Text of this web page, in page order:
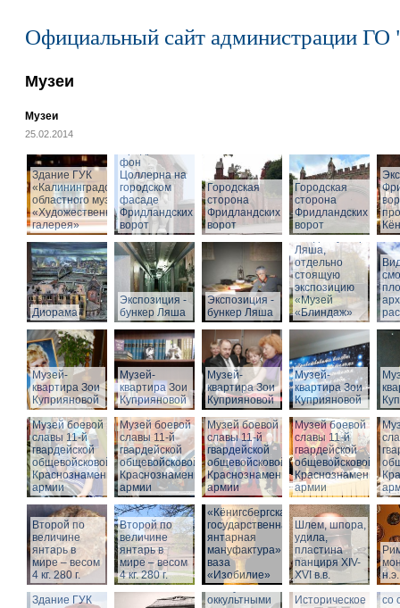
Официальный сайт администрации ГО
Музеи
Музеи
25.02.2014
Здание ГУК
«Калининградского
областного музея
«Художественная
галерея»
фон
Цоллерна на
городском
фасаде
Фридландских
ворот
Городская
сторона
Фридландских
ворот
Городская
сторона
Фридландских
ворот
Диорама
Экспозиция -
бункер Ляша
Экспозиция -
бункер Ляша
Вход в бункер
Ляша,
отдельно
стоящую
экспозицию
«Музей
«Блиндаж»
Музей-
квартира Зои
Куприяновой
Музей-
квартира Зои
Куприяновой
Музей-
квартира Зои
Куприяновой
Музей-
квартира Зои
Куприяновой
Музей боевой
славы 11-й
гвардейской
общевойсковой
Краснознаменной
армии
Музей боевой
славы 11-й
гвардейской
общевойсковой
Краснознаменной
армии
Музей боевой
славы 11-й
гвардейской
общевойсковой
Краснознаменной
армии
Музей боевой
славы 11-й
гвардейской
общевойсковой
Краснознаменной
армии
Второй по
величине
янтарь в
мире – весом
4 кг. 280 г.
Второй по
величине
янтарь в
мире – весом
4 кг. 280 г.
«Кёнигсбергская
государственная
янтарная
мануфактура» -
ваза
«Изобилие»
Шлем, шпора,
удила,
пластина
панциря XIV-
XVI в.в.
Здание ГУК
Шкатулка с
оккультными
Историческое
-
со